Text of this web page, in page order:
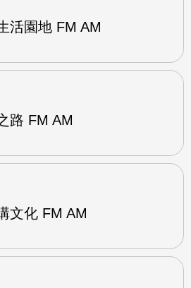
活園地 FM AM
路 FM AM
文化 FM AM